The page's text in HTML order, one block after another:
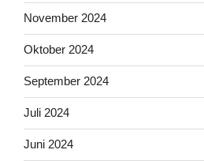
November 2024
Oktober 2024
September 2024
Juli 2024
Juni 2024